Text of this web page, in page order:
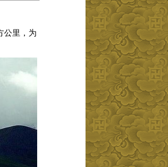
公里，为